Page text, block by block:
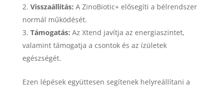
Visszaállítás: A ZinoBiotic+ elősegíti a bélrendszer
normál működését.
Támogatás: Az Xtend javítja az energiaszintet,
valamint támogatja a csontok és az ízületek
egészségét.
Ezen lépések együttesen segítenek helyreállítani a